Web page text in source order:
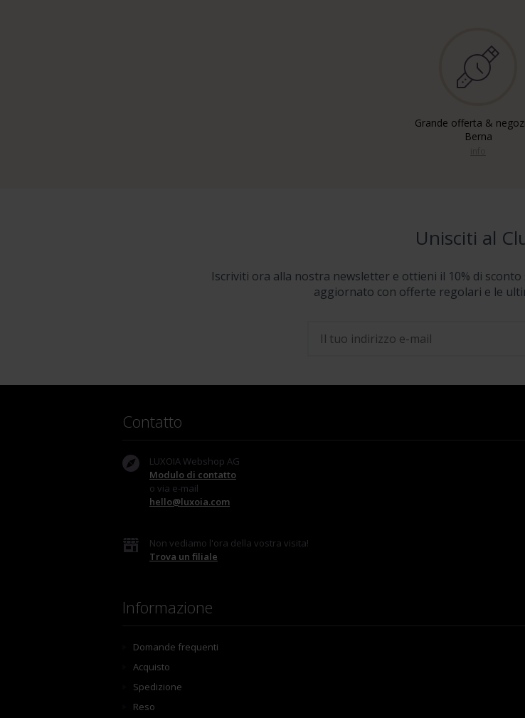
Grande offerta &
Berna
Unisciti al
Iscriviti ora alla nostra newsletter e ottieni il 10% di
aggiornato con offerte regolari e le
Contatto
LUXOIA Webshop AG
Modulo di contatto
o via e-mail
hello@luxoia.com
Non vediamo l'ora della vostra visita!
Trova un filiale
Informazione
Domande frequenti
Acquisto
Spedizione
Reso